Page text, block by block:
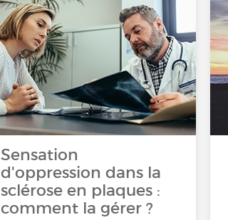
Sensation
d'oppression dans la
sclérose en plaques :
comment la gérer ?